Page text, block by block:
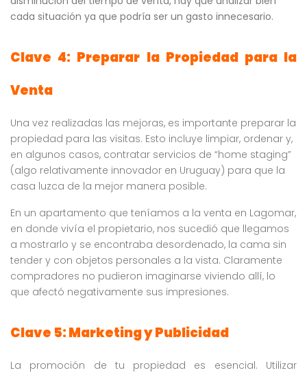
cada situación ya que podría ser un gasto innecesario.
Clave 4: Preparar la Propiedad para la
Venta
Una vez realizadas las mejoras, es importante preparar la
propiedad para las visitas. Esto incluye limpiar, ordenar y,
en algunos casos, contratar servicios de “home staging”
(algo relativamente innovador en Uruguay) para que la
casa luzca de la mejor manera posible.
En un apartamento que teníamos a la venta en Lagomar,
en donde vivía el propietario, nos sucedió que llegamos
a mostrarlo y se encontraba desordenado, la cama sin
tender y con objetos personales a la vista. Claramente
compradores no pudieron imaginarse viviendo allí, lo
que afectó negativamente sus impresiones.
Clave 5: Marketing y Publicidad
La promoción de tu propiedad es esencial. Utilizar